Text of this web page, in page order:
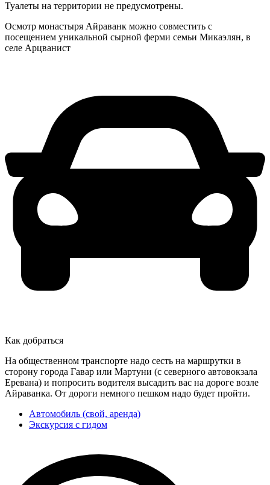
Туалеты на территории не предусмотрены.
Осмотр монастыря Айраванк можно совместить с
посещением уникальной сырной ферми семьи Микаэлян, в
селе Арцванист
Как добраться
На общественном транспорте надо сесть на маршрутки в
сторону города Гавар или Мартуни (с северного автовокзала
Еревана) и попросить водителя высадить вас на дороге возле
Айраванка. От дороги немного пешком надо будет пройти.
Автомобиль (свой, аренда)
Экскурсия с гидом